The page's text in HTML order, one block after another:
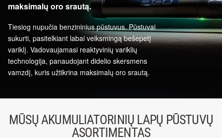
maksimalų oro srautą.
Tiesiog nupučia benzininius pūstuvus. Pūstuvai
sukurti, pasitelkiant labai veiksmingą bešepetį
variklį. Vadovaujamasi reaktyvinių variklių
technologija, panaudojant didelio skersmens
vamzdį, kuris užtikrina maksimalų oro srautą.
MŪSŲ AKUMULIATORINIŲ LAPŲ PŪSTUVŲ
ASORTIMENTAS